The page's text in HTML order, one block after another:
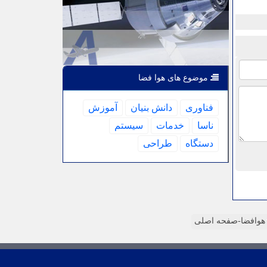
موضوع های هوا فضا
فناوری دانش بنیان
آموزش
ناسا
خدمات
سیستم
دستگاه
طراحی
هوافضا-صفحه اصلی